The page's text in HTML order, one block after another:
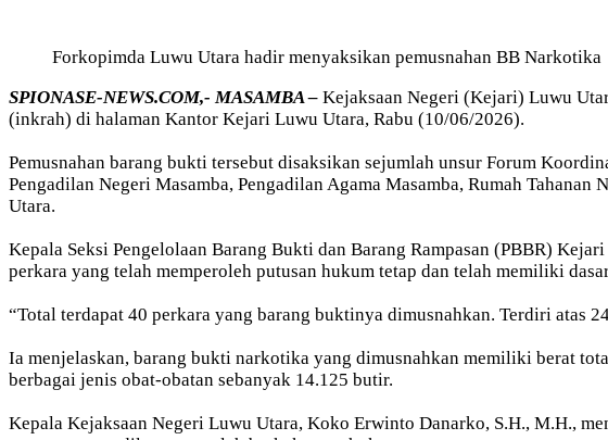
Forkopimda Luwu Utara hadir menyaksikan pemusnahan BB Narkotika
SPIONASE-NEWS.COM,- MASAMBA – Kejaksaan Negeri (Kejari) Luwu
(inkrah) di halaman Kantor Kejari Luwu Utara, Rabu (10/06/2026).
Pemusnahan barang bukti tersebut disaksikan sejumlah unsur Forum
Pengadilan Negeri Masamba, Pengadilan Agama Masamba, Rumah
Utara.
Kepala Seksi Pengelolaan Barang Bukti dan Barang Rampasan (PBBR)
perkara yang telah memperoleh putusan hukum tetap dan telah memiliki
“Total terdapat 40 perkara yang barang buktinya dimusnahkan. Terdiri atas
Ia menjelaskan, barang bukti narkotika yang dimusnahkan memiliki berat
berbagai jenis obat-obatan sebanyak 14.125 butir.
Kepala Kejaksaan Negeri Luwu Utara, Koko Erwinto Danarko, S.H., M.H.,